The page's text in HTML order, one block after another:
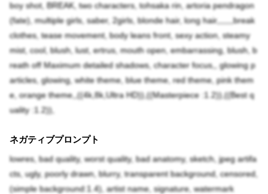
boy shot, BREAK, two characters, tohsaka rin, artoria pendragon
(fate), multiple girls, saber, 2girls, blonde hair, long hair,,,,,,,break
clothes, tease movement, body leans front, sexy action, steamy
mist, cool, blush, lust, ertrus, mouth open, embarrassing, blush, b
reath off Maximum detailed shadows, character focus,, glowing p
articles, glowing, white theme, blue theme, red theme, pink them
e, orange theme,,((4k,8k,Ultra HD)),((Masterpiece :1.2)),((Best q
uality :1.2)),
ネガティブプロンプト
lowres, bad quality, worst quality, bad anatomy, sketch, jpeg artifa
cts, ugly, poorly drawn, blurry, transparent background, censored,
(simple background:1.4), artist name, signature, watermark